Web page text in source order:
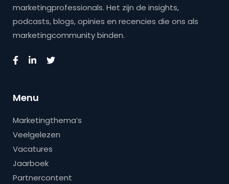
marketingprofessionals. Het zijn de insights,
podcasts, blogs, opinies en recencies die ons als
marketingcommunity binden.
Menu
Marketingthema’s
Veelgelezen
Vacatures
Jaarboek
Partnercontent